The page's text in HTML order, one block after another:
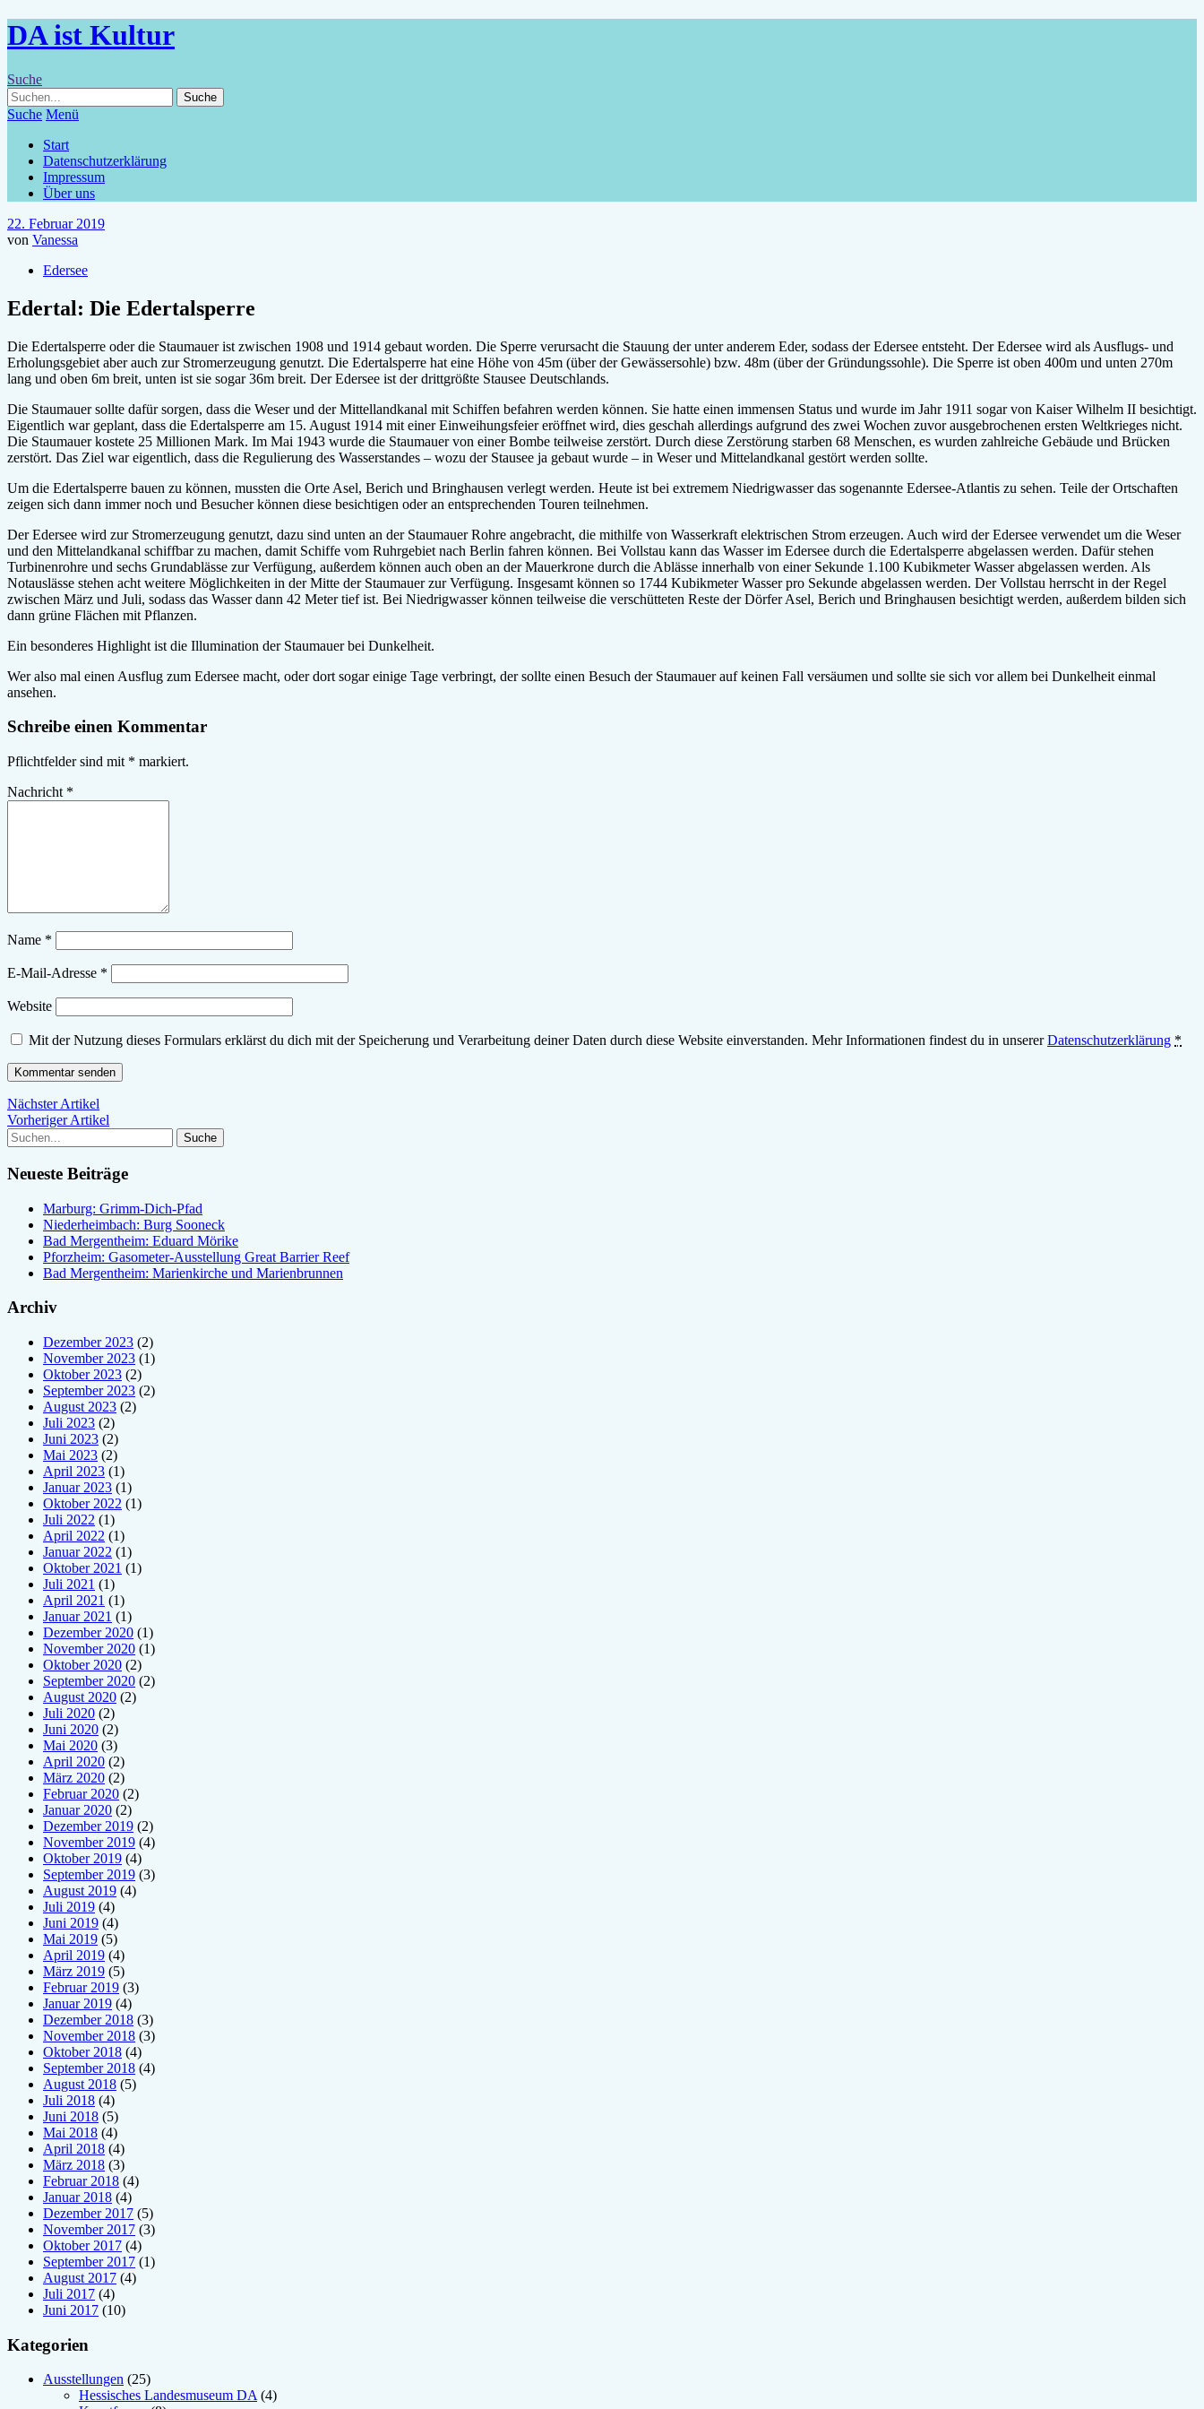
DA ist Kultur
Suche
Suche Menü
Start
Datenschutzerklärung
Impressum
Über uns
22. Februar 2019
von Vanessa
Edersee
Edertal: Die Edertalsperre
Die Edertalsperre oder die Staumauer ist zwischen 1908 und 1914 gebaut worden. Die Sperre verursacht die Stauung der unter anderem Eder, sodass der Edersee entsteht. Der Edersee wird als Ausflugs- und
Erholungsgebiet aber auch zur Stromerzeugung genutzt. Die Edertalsperre hat eine Höhe von 45m (über der Gewässersohle) bzw. 48m (über der Gründungssohle). Die Sperre ist oben 400m und unten 270m
lang und oben 6m breit, unten ist sie sogar 36m breit. Der Edersee ist der drittgrößte Stausee Deutschlands.
Die Staumauer sollte dafür sorgen, dass die Weser und der Mittellandkanal mit Schiffen befahren werden können. Sie hatte einen immensen Status und wurde im Jahr 1911 sogar von Kaiser Wilhelm II besichtigt.
Eigentlich war geplant, dass die Edertalsperre am 15. August 1914 mit einer Einweihungsfeier eröffnet wird, dies geschah allerdings aufgrund des zwei Wochen zuvor ausgebrochenen ersten Weltkrieges nicht.
Die Staumauer kostete 25 Millionen Mark. Im Mai 1943 wurde die Staumauer von einer Bombe teilweise zerstört. Durch diese Zerstörung starben 68 Menschen, es wurden zahlreiche Gebäude und Brücken
zerstört. Das Ziel war eigentlich, dass die Regulierung des Wasserstandes – wozu der Stausee ja gebaut wurde – in Weser und Mittelandkanal gestört werden sollte.
Um die Edertalsperre bauen zu können, mussten die Orte Asel, Berich und Bringhausen verlegt werden. Heute ist bei extremem Niedrigwasser das sogenannte Edersee-Atlantis zu sehen. Teile der Ortschaften
zeigen sich dann immer noch und Besucher können diese besichtigen oder an entsprechenden Touren teilnehmen.
Der Edersee wird zur Stromerzeugung genutzt, dazu sind unten an der Staumauer Rohre angebracht, die mithilfe von Wasserkraft elektrischen Strom erzeugen. Auch wird der Edersee verwendet um die Weser
und den Mittelandkanal schiffbar zu machen, damit Schiffe vom Ruhrgebiet nach Berlin fahren können. Bei Vollstau kann das Wasser im Edersee durch die Edertalsperre abgelassen werden. Dafür stehen
Turbinenrohre und sechs Grundablässe zur Verfügung, außerdem können auch oben an der Mauerkrone durch die Ablässe innerhalb von einer Sekunde 1.100 Kubikmeter Wasser abgelassen werden. Als
Notauslässe stehen acht weitere Möglichkeiten in der Mitte der Staumauer zur Verfügung. Insgesamt können so 1744 Kubikmeter Wasser pro Sekunde abgelassen werden. Der Vollstau herrscht in der Regel
zwischen März und Juli, sodass das Wasser dann 42 Meter tief ist. Bei Niedrigwasser können teilweise die verschütteten Reste der Dörfer Asel, Berich und Bringhausen besichtigt werden, außerdem bilden sich
dann grüne Flächen mit Pflanzen.
Ein besonderes Highlight ist die Illumination der Staumauer bei Dunkelheit.
Wer also mal einen Ausflug zum Edersee macht, oder dort sogar einige Tage verbringt, der sollte einen Besuch der Staumauer auf keinen Fall versäumen und sollte sie sich vor allem bei Dunkelheit einmal
ansehen.
Schreibe einen Kommentar
Pflichtfelder sind mit * markiert.
Nachricht *
Name *
E-Mail-Adresse *
Website
Mit der Nutzung dieses Formulars erklärst du dich mit der Speicherung und Verarbeitung deiner Daten durch diese Website einverstanden. Mehr Informationen findest du in unsererDatenschutzerklärung *
Nächster Artikel
Vorheriger Artikel
Neueste Beiträge
Marburg: Grimm-Dich-Pfad
Niederheimbach: Burg Sooneck
Bad Mergentheim: Eduard Mörike
Pforzheim: Gasometer-Ausstellung Great Barrier Reef
Bad Mergentheim: Marienkirche und Marienbrunnen
Archiv
Dezember 2023 (2)
November 2023 (1)
Oktober 2023 (2)
September 2023 (2)
August 2023 (2)
Juli 2023 (2)
Juni 2023 (2)
Mai 2023 (2)
April 2023 (1)
Januar 2023 (1)
Oktober 2022 (1)
Juli 2022 (1)
April 2022 (1)
Januar 2022 (1)
Oktober 2021 (1)
Juli 2021 (1)
April 2021 (1)
Januar 2021 (1)
Dezember 2020 (1)
November 2020 (1)
Oktober 2020 (2)
September 2020 (2)
August 2020 (2)
Juli 2020 (2)
Juni 2020 (2)
Mai 2020 (3)
April 2020 (2)
März 2020 (2)
Februar 2020 (2)
Januar 2020 (2)
Dezember 2019 (2)
November 2019 (4)
Oktober 2019 (4)
September 2019 (3)
August 2019 (4)
Juli 2019 (4)
Juni 2019 (4)
Mai 2019 (5)
April 2019 (4)
März 2019 (5)
Februar 2019 (3)
Januar 2019 (4)
Dezember 2018 (3)
November 2018 (3)
Oktober 2018 (4)
September 2018 (4)
August 2018 (5)
Juli 2018 (4)
Juni 2018 (5)
Mai 2018 (4)
April 2018 (4)
März 2018 (3)
Februar 2018 (4)
Januar 2018 (4)
Dezember 2017 (5)
November 2017 (3)
Oktober 2017 (4)
September 2017 (1)
August 2017 (4)
Juli 2017 (4)
Juni 2017 (10)
Kategorien
Ausstellungen (25)
Hessisches Landesmuseum DA(4)